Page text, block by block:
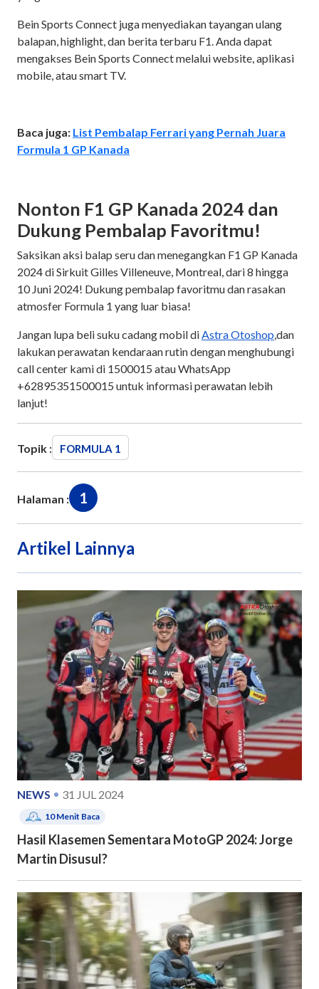
Bein Sports Connect juga menyediakan tayangan ulang
balapan, highlight, dan berita terbaru F1. Anda dapat
mengakses Bein Sports Connect melalui website, aplikasi
mobile, atau smart TV.
Baca juga: List Pembalap Ferrari yang Pernah Juara
Formula 1 GP Kanada
Nonton F1 GP Kanada 2024 dan
Dukung Pembalap Favoritmu!
Saksikan aksi balap seru dan menegangkan F1 GP Kanada
2024 di Sirkuit Gilles Villeneuve, Montreal, dari 8 hingga
10 Juni 2024! Dukung pembalap favoritmu dan rasakan
atmosfer Formula 1 yang luar biasa!
Jangan lupa beli suku cadang mobil diAstra Otoshop,dan
lakukan perawatan kendaraan rutin dengan menghubungi
call center kami di 1500015 atau WhatsApp
+62895351500015 untuk informasi perawatan lebih
lanjut!
Topik : FORMULA 1
Halaman : 1
Artikel Lainnya
NEWS 31 JUL 2024
10Menit Baca
Hasil Klasemen Sementara MotoGP 2024: Jorge
Martin Disusul?